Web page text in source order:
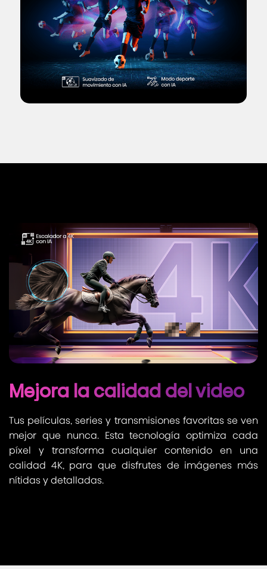
Mejora la calidad del video
Tus películas, series y transmisiones favoritas se ven
mejor que nunca. Esta tecnología optimiza cada
píxel y transforma cualquier contenido en una
calidad 4K, para que disfrutes de imágenes más
nítidas y detalladas.